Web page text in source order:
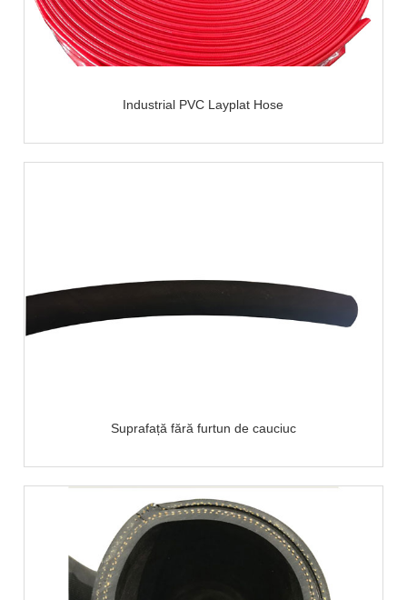
Industrial PVC Layplat Hose
Suprafață fără furtun de cauciuc